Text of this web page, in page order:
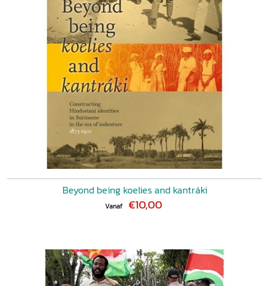
Beyond being koelies and kantráki
Vanaf €10,00